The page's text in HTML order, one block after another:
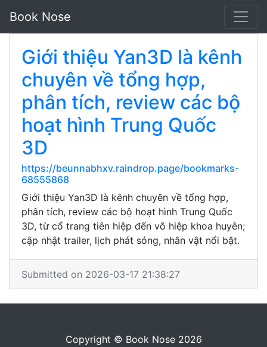
Book Nose
Giới thiệu Yan3D là kênh
chuyên về tổng hợp,
phân tích, review các bộ
hoạt hình Trung Quốc
3D
https://beunnabhxv.raindrop.page/bookmarks-
68555868
Giới thiệu Yan3D là kênh chuyên về tổng hợp,
phân tích, review các bộ hoạt hình Trung Quốc
3D, từ cổ trang tiên hiệp đến võ hiệp khoa huyễn;
cập nhật trailer, lịch phát sóng, nhân vật nổi bật.
Submitted on 2026-03-17 21:38:27
Copyright © Book Nose 2026